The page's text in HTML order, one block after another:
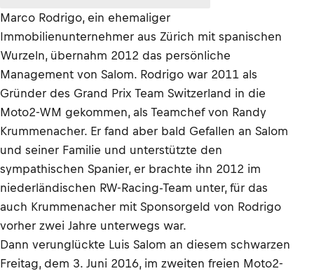
Marco Rodrigo, ein ehemaliger
Immobilienunternehmer aus Zürich mit spanischen
Wurzeln, übernahm 2012 das persönliche
Management von Salom. Rodrigo war 2011 als
Gründer des Grand Prix Team Switzerland in die
Moto2-WM gekommen, als Teamchef von Randy
Krummenacher. Er fand aber bald Gefallen an Salom
und seiner Familie und unterstützte den
sympathischen Spanier, er brachte ihn 2012 im
niederländischen RW-Racing-Team unter, für das
auch Krummenacher mit Sponsorgeld von Rodrigo
vorher zwei Jahre unterwegs war.
Dann verunglückte Luis Salom an diesem schwarzen
Freitag, dem 3. Juni 2016, im zweiten freien Moto2-